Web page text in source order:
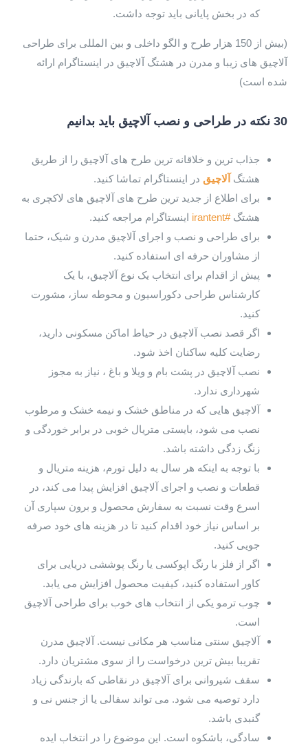
که در بخش پایانی باید توجه داشت.
(بیش از 150 هزار طرح و الگو داخلی و بین المللی برای طراحی
آلاچیق های زیبا و مدرن در هشتگ آلاچیق در اینستاگرام ارائه
شده است)
30 نکته در طراحی و نصب آلاچیق باید بدانیم
جذاب ترین و خلاقانه ترین طرح های آلاچیق را از طریق
هشتگ آلاچیق در اینستاگرام تماشا کنید.
برای اطلاع از جدید ترین طرح های آلاچیق های لاکچری به
هشتگ#irantent
اینستاگرام مراجعه کنید.
برای طراحی و نصب و اجرای آلاچیق مدرن و شیک، حتما
از مشاوران حرفه ای استفاده کنید.
پیش از اقدام برای انتخاب یک نوع آلاچیق، با یک
کارشناس طراحی دکوراسیون و محوطه ساز، مشورت
کنید.
اگر قصد نصب آلاچیق در حیاط اماکن مسکونی دارید،
رضایت کلیه ساکنان اخذ شود.
نصب آلاچیق در پشت بام و ویلا و باغ ، نیاز به مجوز
شهرداری ندارد.
آلاچیق هایی که در مناطق خشک و نیمه خشک و مرطوب
نصب می شود، بایستی متریال خوبی در برابر خوردگی و
زنگ زدگی داشته باشد.
با توجه به اینکه هر سال به دلیل تورم، هزینه متریال و
قطعات و نصب و اجرای آلاچیق افزایش پیدا می کند، در
اسرع وقت نسبت به سفارش محصول و برون سپاری آن
بر اساس نیاز خود اقدام کنید تا در هزینه های خود صرفه
جویی کنید.
اگر از فلز با رنگ اپوکسی یا رنگ پوششی دریایی برای
کاور استفاده کنید، کیفیت محصول افزایش می یابد.
چوب ترمو یکی از انتخاب های خوب برای طراحی آلاچیق
است.
آلاچیق سنتی مناسب هر مکانی نیست. آلاچیق مدرن
تقریبا بیش ترین درخواست را از سوی مشتریان دارد.
سقف شیروانی برای آلاچیق در نقاطی که بارندگی زیاد
دارد توصیه می شود. می تواند سفالی یا از جنس نی و
گنبدی باشد.
سادگی، باشکوه است. این موضوع را در انتخاب ایده